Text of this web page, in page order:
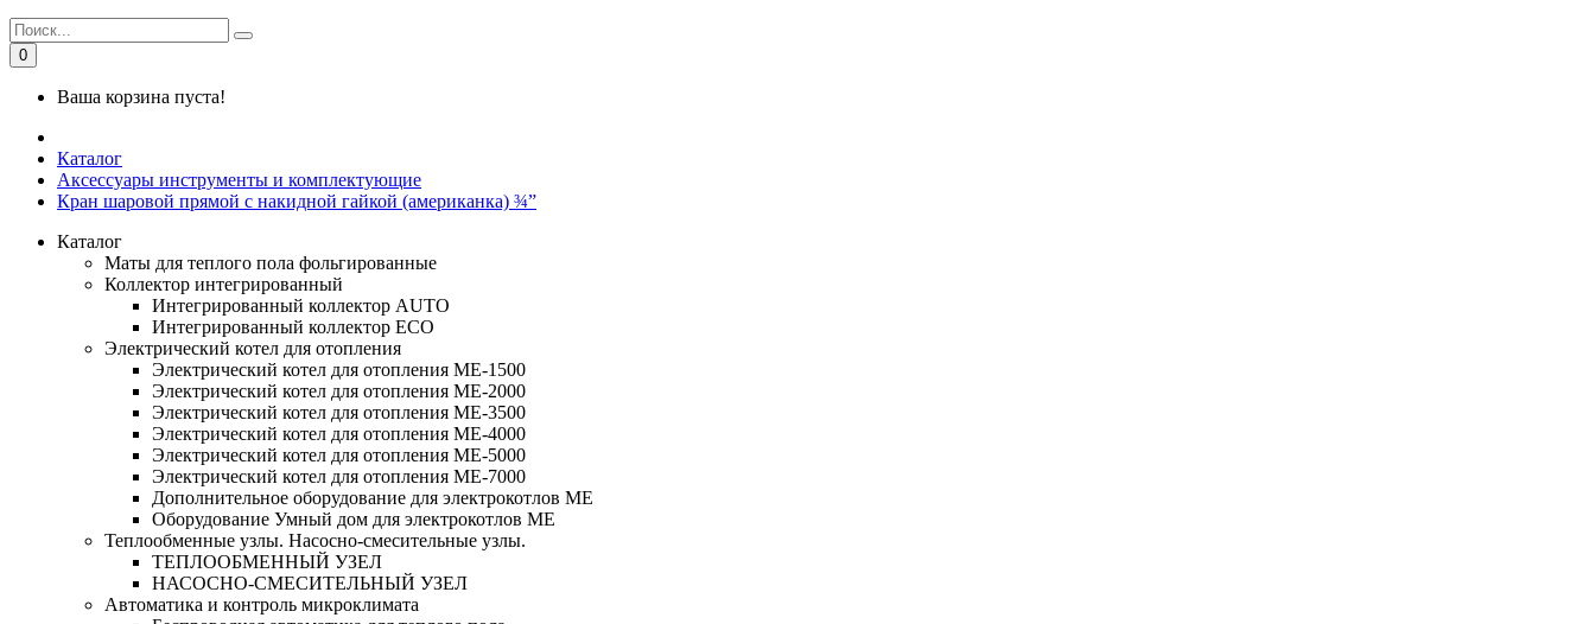
0
Ваша корзина пуста!
Каталог
Аксессуары инструменты и комплектующие
Кран шаровой прямой с накидной гайкой (американка) ¾”
Каталог
Маты для теплого пола фольгированные
Коллектор интегрированный
Интегрированный коллектор AUTO
Интегрированный коллектор ЕСО
Электрический котел для отопления
Электрический котел для отопления МЕ-1500
Электрический котел для отопления МЕ-2000
Электрический котел для отопления МЕ-3500
Электрический котел для отопления МЕ-4000
Электрический котел для отопления МЕ-5000
Электрический котел для отопления МЕ-7000
Дополнительное оборудование для электрокотлов МЕ
Оборудование Умный дом для электрокотлов МЕ
Теплообменные узлы. Насосно-смесительные узлы.
ТЕПЛООБМЕННЫЙ УЗЕЛ
НАСОСНО-СМЕСИТЕЛЬНЫЙ УЗЕЛ
Автоматика и контроль микроклимата